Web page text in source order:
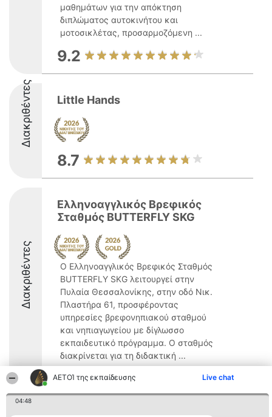
ΑΕΤΟΊ της εκπαίδευσης Live chat
04:48
μαθημάτων για την απόκτηση
διπλώματος αυτοκινήτου και
μοτοσικλέτας, προσαρμοζόμενη ...
9.2
Διακριθέντες Little Hands
8.7
Διακριθέντες
Ελληνοαγγλικός Βρεφικός
Σταθμός BUTTERFLY SKG
Ο Ελληνοαγγλικός Βρεφικός Σταθμός
BUTTERFLY SKG λειτουργεί στην
Πυλαία Θεσσαλονίκης, στην οδό Νικ.
Πλαστήρα 61, προσφέροντας
υπηρεσίες βρεφονηπιακού σταθμού
και νηπιαγωγείου με δίγλωσσο
εκπαιδευτικό πρόγραμμα. Ο σταθμός
διακρίνεται για τη διδακτική ...
9.3